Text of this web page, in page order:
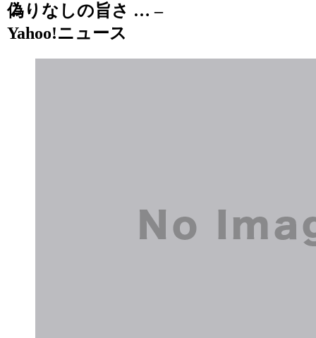
偽りなしの旨さ … –
Yahoo!ニュース